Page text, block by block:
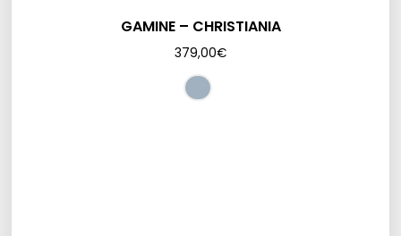
GAMINE – CHRISTIANIA
379,00€